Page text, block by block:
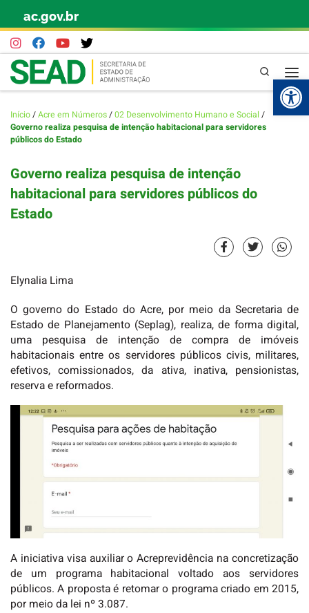
Skip to content
ac.gov.br
Pesquisa
Início/Acre em Números/02 Desenvolvimento Humano e Social /
Governo realiza pesquisa de intenção habitacional para servidores
públicos do Estado
Governo realiza pesquisa de intenção
habitacional para servidores públicos do
Estado
Elynalia Lima
O governo do Estado do Acre, por meio da Secretaria de
Estado de Planejamento (Seplag), realiza, de forma digital,
uma pesquisa de intenção de compra de imóveis
habitacionais entre os servidores públicos civis, militares,
efetivos, comissionados, da ativa, inativa, pensionistas,
reserva e reformados.
A iniciativa visa auxiliar o Acreprevidência na concretização
de um programa habitacional voltado aos servidores
públicos. A proposta é retomar o programa criado em 2015,
por meio da lei nº 3.087.